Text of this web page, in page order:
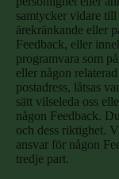
samtycker vidare
ärekränkande eller
Feedback, eller
programvara som
eller någon
postadress, låtsas
sätt vilseleda oss
någon Feedback.
och dess riktighet.
ansvar för någon
tredje part.